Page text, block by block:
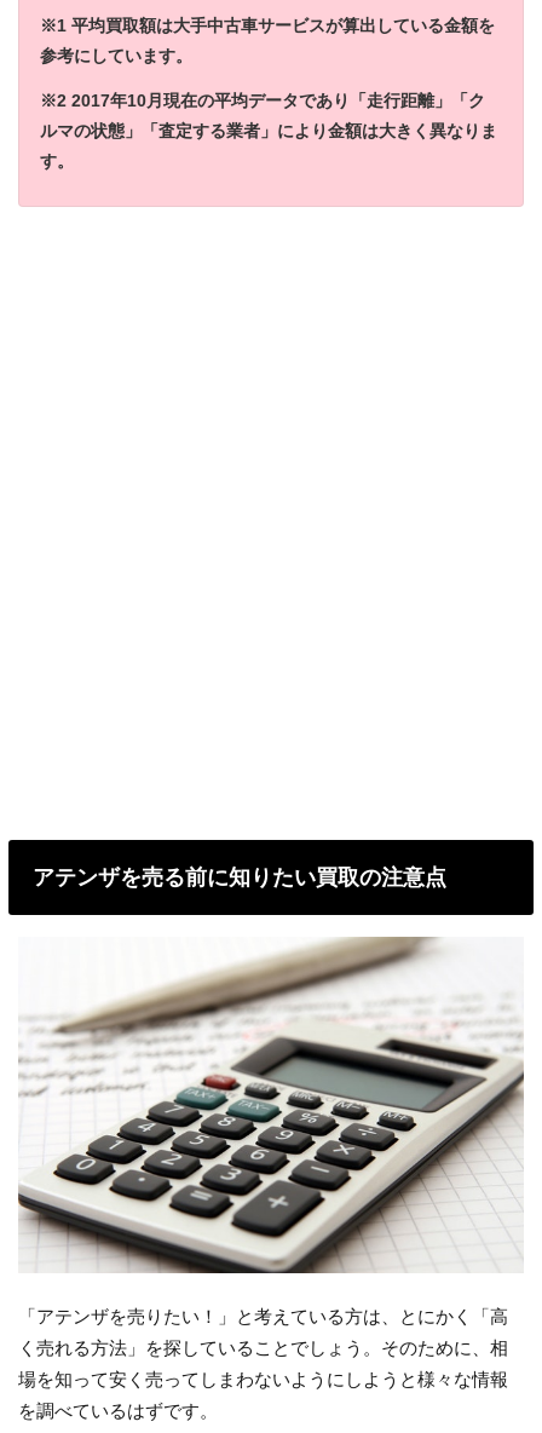
※1 平均買取額は大手中古車サービスが算出している金額を
参考にしています。
※2 2017年10月現在の平均データであり「走行距離」「ク
ルマの状態」「査定する業者」により金額は大きく異なりま
す。
アテンザを売る前に知りたい買取の注意点
「アテンザを売りたい！」と考えている方は、とにかく「高
く売れる方法」を探していることでしょう。そのために、相
場を知って安く売ってしまわないようにしようと様々な情報
を調べているはずです。